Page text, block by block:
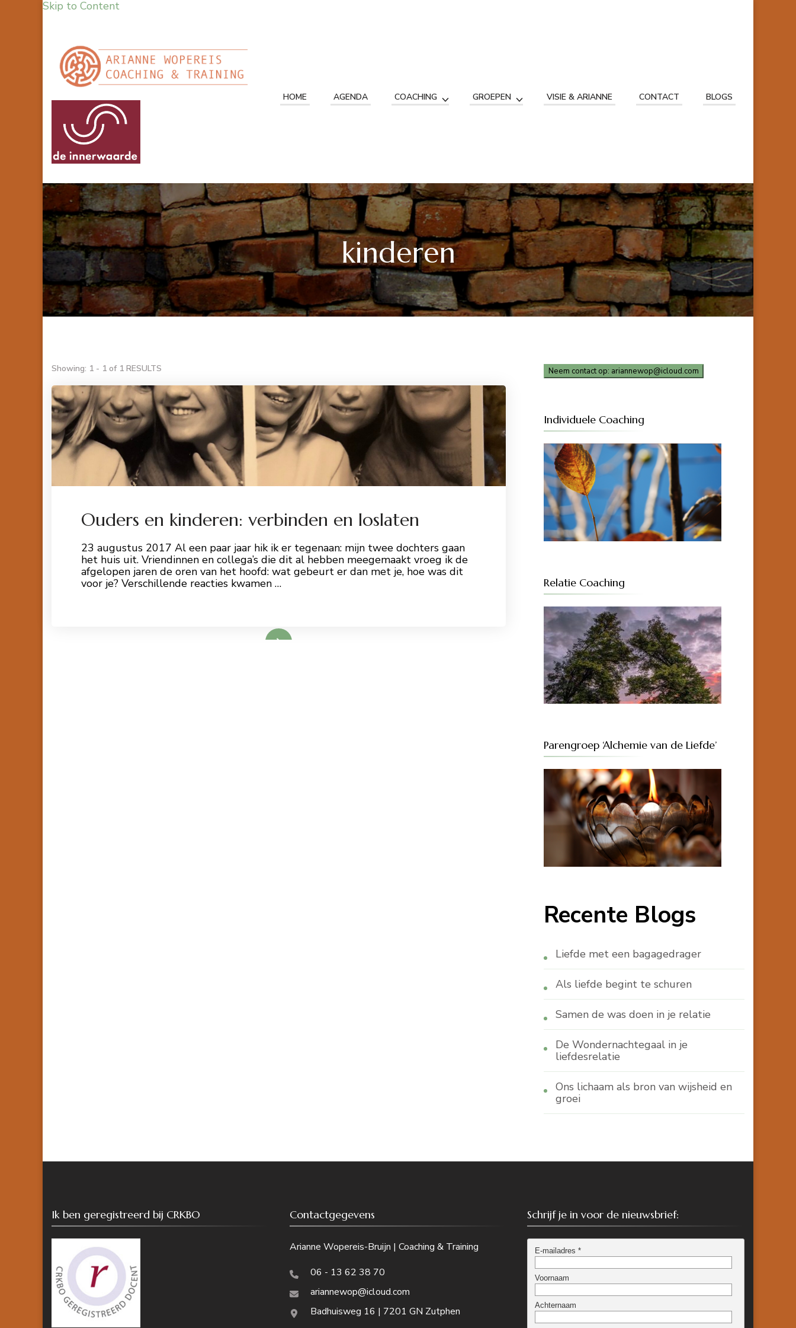
Skip to Content
HOME AGENDA COACHING GROEPEN VISIE & ARIANNE CONTACT BLOGS
kinderen
Showing: 1 - 1 of 1 RESULTS
Ouders en kinderen: verbinden en loslaten
23 augustus 2017 Al een paar jaar hik ik er tegenaan: mijn twee dochters gaan
het huis uit. Vriendinnen en collega’s die dit al hebben meegemaakt vroeg ik de
afgelopen jaren de oren van het hoofd: wat gebeurt er dan met je, hoe was dit
voor je? Verschillende reacties kwamen …
Neem contact op: ariannewop@icloud.com
Individuele Coaching
Relatie Coaching
Parengroep ‘Alchemie van de Liefde’
Recente Blogs
Liefde met een bagagedrager
Als liefde begint te schuren
Samen de was doen in je relatie
De Wondernachtegaal in je
liefdesrelatie
Ons lichaam als bron van wijsheid en
groei
Ik ben geregistreerd bij CRKBO Contactgegevens
Arianne Wopereis-Bruijn | Coaching & Training
06 - 13 62 38 70
ariannewop@icloud.com
Badhuisweg 16 | 7201 GN Zutphen
Schrijf je in voor de nieuwsbrief: